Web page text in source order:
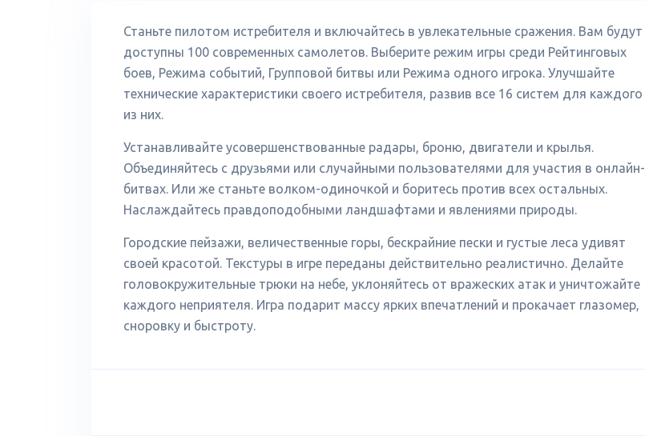
Станьте пилотом истребителя и включайтесь в увлекательные сражения. Вам будут
доступны 100 современных самолетов. Выберите режим игры среди Рейтинговых
боев, Режима событий, Групповой битвы или Режима одного игрока. Улучшайте
технические характеристики своего истребителя, развив все 16 систем для каждого
из них.
Устанавливайте усовершенствованные радары, броню, двигатели и крылья.
Объединяйтесь с друзьями или случайными пользователями для участия в онлайн-
битвах. Или же станьте волком-одиночкой и боритесь против всех остальных.
Наслаждайтесь правдоподобными ландшафтами и явлениями природы.
Городские пейзажи, величественные горы, бескрайние пески и густые леса удивят
своей красотой. Текстуры в игре переданы действительно реалистично. Делайте
головокружительные трюки на небе, уклоняйтесь от вражеских атак и уничтожайте
каждого неприятеля. Игра подарит массу ярких впечатлений и прокачает глазомер,
сноровку и быстроту.